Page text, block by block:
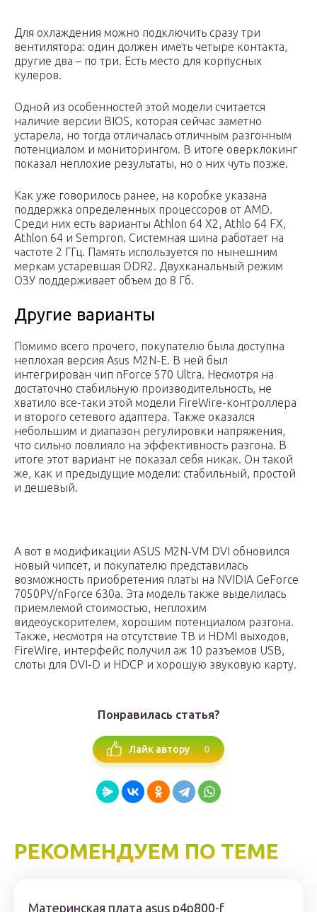
Для охлаждения можно подключить сразу три
вентилятора: один должен иметь четыре контакта,
другие два – по три. Есть место для корпусных
кулеров.
Одной из особенностей этой модели считается
наличие версии BIOS, которая сейчас заметно
устарела, но тогда отличалась отличным разгонным
потенциалом и мониторингом. В итоге оверклокинг
показал неплохие результаты, но о них чуть позже.
Как уже говорилось ранее, на коробке указана
поддержка определенных процессоров от AMD.
Среди них есть варианты Athlon 64 X2, Athlo 64 FX,
Athlon 64 и Sempron. Системная шина работает на
частоте 2 ГГц. Память используется по нынешним
меркам устаревшая DDR2. Двухканальный режим
ОЗУ поддерживает объем до 8 Гб.
Другие варианты
Помимо всего прочего, покупателю была доступна
неплохая версия Asus M2N-E. В ней был
интегрирован чип nForce 570 Ultra. Несмотря на
достаточно стабильную производительность, не
хватило все-таки этой модели FireWire-контроллера
и второго сетевого адаптера. Также оказался
небольшим и диапазон регулировки напряжения,
что сильно повлияло на эффективность разгона. В
итоге этот вариант не показал себя никак. Он такой
же, как и предыдущие модели: стабильный, простой
и дешевый.
А вот в модификации ASUS M2N-VM DVI обновился
новый чипсет, и покупателю представилась
возможность приобретения платы на NVIDIA GeForce
7050PV/nForce 630a. Эта модель также выделилась
приемлемой стоимостью, неплохим
видеоускорителем, хорошим потенциалом разгона.
Также, несмотря на отсутствие ТВ и HDMI выходов,
FireWire, интерфейс получил аж 10 разъемов USB,
слоты для DVI-D и HDCP и хорошую звуковую карту.
Понравилась статья?
Лайк автору 0
РЕКОМЕНДУЕМ ПО ТЕМЕ
Материнская плата asus p4p800-f